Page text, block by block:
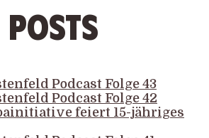
Posts
Podcast Folge 43
Podcast Folge 42
feiert 15-jähriges